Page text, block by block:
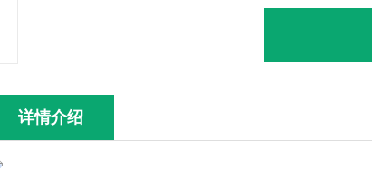
详情介绍